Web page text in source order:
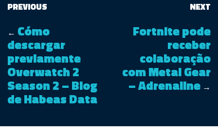
PREVIOUS
← Cómo
descargar
previamente
Overwatch 2
Season 2 – Blog
de Habeas Data
NEXT
Fortnite pode
receber
colaboração
com Metal Gear
– Adrenaline →